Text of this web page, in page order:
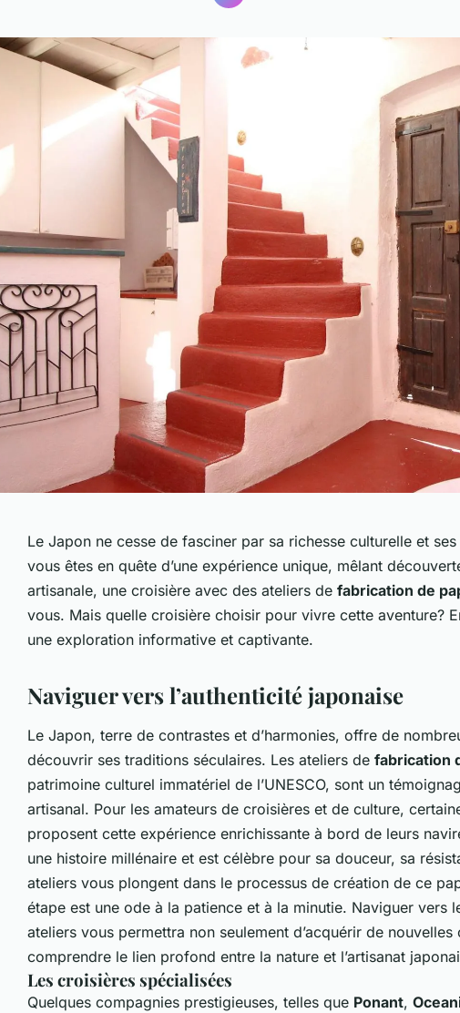
Le Japon ne cesse de fasciner par sa richesse culturelle et
vous êtes en quête d’une expérience unique, mêlant
artisanale, une croisière avec des ateliers de fabrication de
vous. Mais quelle croisière choisir pour vivre cette aventure?
une exploration informative et captivante.
Naviguer vers l’authenticité japonaise
Le Japon, terre de contrastes et d’harmonies, offre de
découvrir ses traditions séculaires. Les ateliers de fabrication
patrimoine culturel immatériel de l’UNESCO, sont un
artisanal. Pour les amateurs de croisières et de culture,
proposent cette expérience enrichissante à bord de leurs
une histoire millénaire et est célèbre pour sa douceur, sa
ateliers vous plongent dans le processus de création de ce
étape est une ode à la patience et à la minutie. Naviguer vers
ateliers vous permettra non seulement d’acquérir de
comprendre le lien profond entre la nature et l’artisanat
Les croisières spécialisées
Quelques compagnies prestigieuses, telles que Ponant,